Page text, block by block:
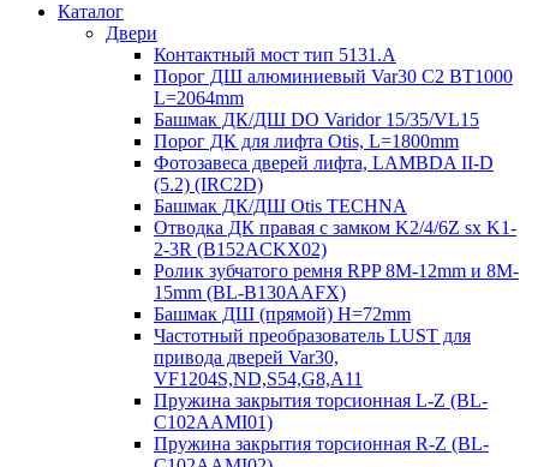
Каталог
Двери
Контактный мост тип 5131.A
Порог ДШ алюминиевый Var30 C2 BT1000
L=2064mm
Башмак ДК/ДШ DO Varidor 15/35/VL15
Порог ДК для лифта Otis, L=1800mm
Фотозавеса дверей лифта, LAMBDA II-D
(5.2) (IRC2D)
Башмак ДК/ДШ Otis TECHNA
Отводка ДК правая с замком K2/4/6Z sx K1-
2-3R (B152ACKX02)
Ролик зубчатого ремня RPP 8M-12mm и 8M-
15mm (BL-B130AAFX)
Башмак ДШ (прямой) H=72mm
Частотный преобразователь LUST для
привода дверей Var30,
VF1204S,ND,S54,G8,A11
Пружина закрытия торсионная L-Z (BL-
C102AAMI01)
Пружина закрытия торсионная R-Z (BL-